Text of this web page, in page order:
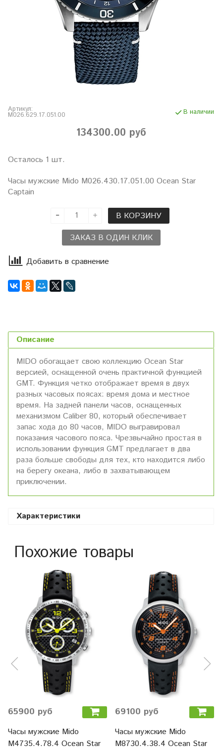
Артикул:
M026.629.17.051.00 В наличии
134300.00 руб
Осталось 1 шт.
Часы мужские Mido M026.430.17.051.00 Ocean Star
Captain
В КОРЗИНУ
ЗАКАЗ В ОДИН КЛИК
Добавить в сравнение
Описание
MIDO обогащает свою коллекцию Ocean Star
версией, оснащенной очень практичной функцией
GMT. Функция четко отображает время в двух
разных часовых поясах: время дома и местное
время. На задней панели часов, оснащенных
механизмом Caliber 80, который обеспечивает
запас хода до 80 часов, MIDO выгравировал
показания часового пояса. Чрезвычайно простая в
использовании функция GMT предлагает в два
раза больше свободы для тех, кто находится либо
на берегу океана, либо в захватывающем
приключении.
Характеристики
Похожие товары
65900 руб
Часы мужские Mido
M4735.4.78.4 Ocean Star
69100 руб
Часы мужские Mido
M8730.4.38.4 Ocean Star